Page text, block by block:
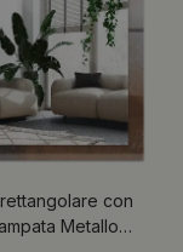
con
Metallo